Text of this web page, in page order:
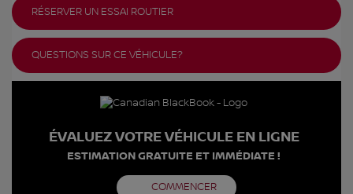
RÉSERVER UN ESSAI ROUTIER
QUESTIONS SUR CE VÉHICULE?
ÉVALUEZ VOTRE VÉHICULE EN LIGNE
ESTIMATION GRATUITE ET IMMÉDIATE !
COMMENCER